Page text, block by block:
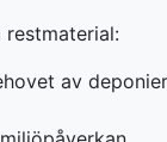
restmaterial:
av